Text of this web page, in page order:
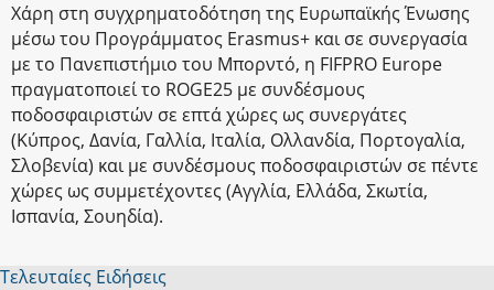
Χάρη στη συγχρηματοδότηση της Ευρωπαϊκής Ένωσης
μέσω του Προγράμματος Erasmus+ και σε συνεργασία
με το Πανεπιστήμιο του Μπορντό, η FIFPRO Europe
πραγματοποιεί το ROGE25 με συνδέσμους
ποδοσφαιριστών σε επτά χώρες ως συνεργάτες
(Κύπρος, Δανία, Γαλλία, Ιταλία, Ολλανδία, Πορτογαλία,
Σλοβενία) και με συνδέσμους ποδοσφαιριστών σε πέντε
χώρες ως συμμετέχοντες (Αγγλία, Ελλάδα, Σκωτία,
Ισπανία, Σουηδία).
Τελευταίες Ειδήσεις